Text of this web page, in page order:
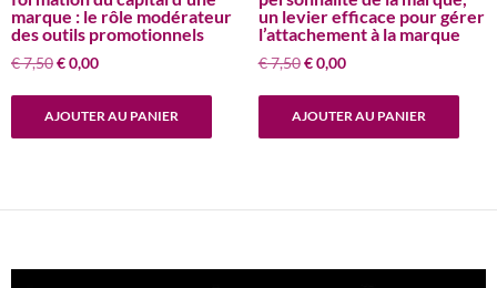
marque : le rôle modérateur
des outils promotionnels
€7,50Le
€0,00Le
AJOUTER AU PANIER
un levier efficace pour gérer
l’attachement à la marque
€7,50 Le
€0,00Le
AJOUTER AU PANIER